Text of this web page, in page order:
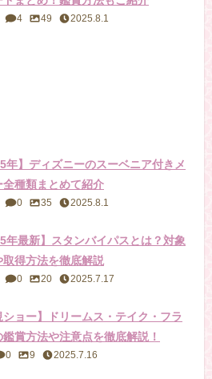
4 49 2025.8.1
年】ディズニーのスーベニア付きメ
全種類まとめて紹介
0 35 2025.8.1
年最新】スタンバイパスとは？対象
取得方法を徹底解説
0 20 2025.7.17
ショー】ドリームス・テイク・フラ
鑑賞方法や注意点を徹底解説！
0 9 2025.7.16